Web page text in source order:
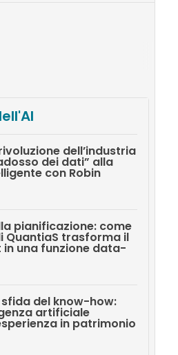
dell’industria
dei dati” alla
con Robin
pianificazione: come
QuantiaS trasforma il
in una funzione data-
del know-how:
artificiale
in patrimonio